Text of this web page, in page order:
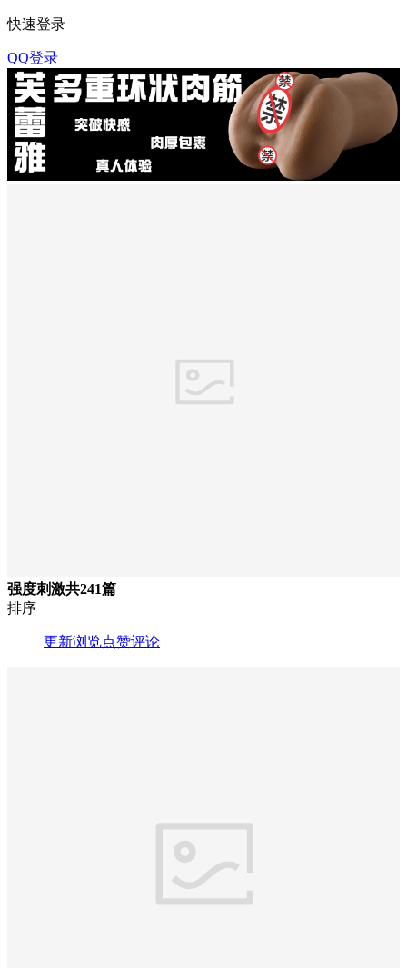
快速登录
QQ登录
强度刺激共241篇
排序
更新浏览点赞评论